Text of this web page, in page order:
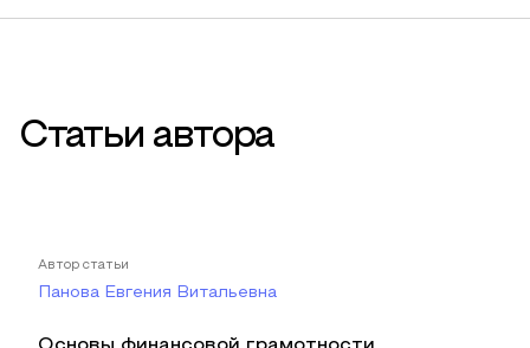
Статьи автора
Автор статьи
Панова Евгения Витальевна